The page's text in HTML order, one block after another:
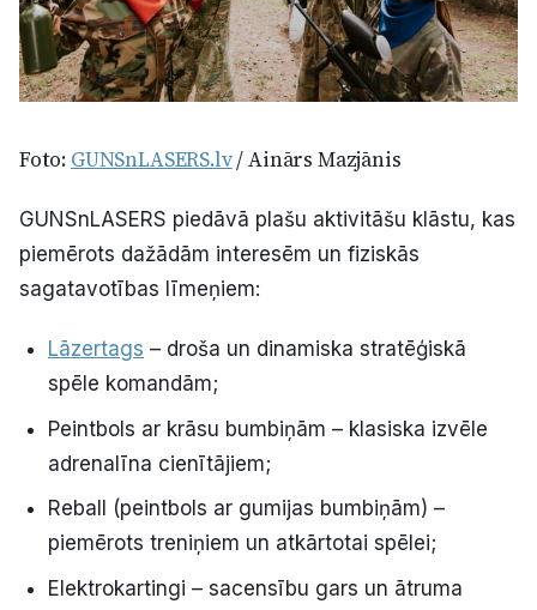
Foto: GUNSnLASERS.lv/ Ainārs Mazjānis
GUNSnLASERS piedāvā plašu aktivitāšu klāstu, kas
piemērots dažādām interesēm un fiziskās
sagatavotības līmeņiem:
Lāzertags – droša un dinamiska stratēģiskā
spēle komandām;
Peintbols ar krāsu bumbiņām – klasiska izvēle
adrenalīna cienītājiem;
Reball (peintbols ar gumijas bumbiņām) –
piemērots treniņiem un atkārtotai spēlei;
Elektrokartingi – sacensību gars un ātruma